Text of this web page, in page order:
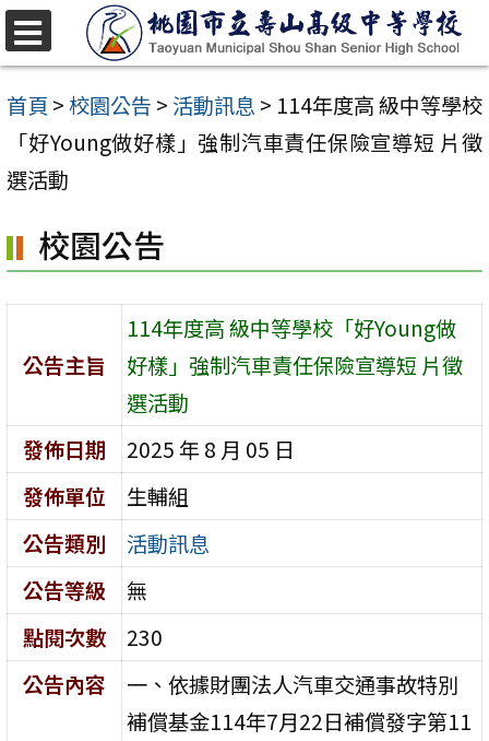
跳
至
主
內
區
首頁 >校園公告 > 活動訊息 > 114年度高 級中等學校
「好Young做好樣」強制汽車責任保險宣導短 片徵
選活動
校園公告
公告主旨
114年度高 級中等學校「好Young做
好樣」強制汽車責任保險宣導短 片徵
選活動
發佈日期
2025 年 8 月 05 日
發佈單位
生輔組
公告類別
活動訊息
公告等級
無
點閱次數
230
公告內容
一、依據財團法人汽車交通事故特別
補償基金114年7月22日補償發字第11
選
單